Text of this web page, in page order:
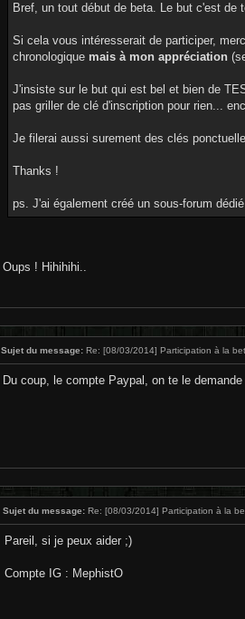
Bref, un tout début de beta. Le but c'est
Si cela vous intéresserait de participer,
chronologique mais à mon appréciation
J'insiste sur le but qui est bel et bien de
pas griller de clé d'inscription pour rien...
Je filerai aussi surement des clés
Thanks !
ps. J'ai également créé un sous-forum
Oups ! Hihihihi..
Sujet du message: Re: [08/03/2014] Participation à la
Du coup, le compte Paypal, on te le
Sujet du message: Re: [08/03/2014] Participation à la
Pareil, si je peux aider ;)
Compte IG : MephistO